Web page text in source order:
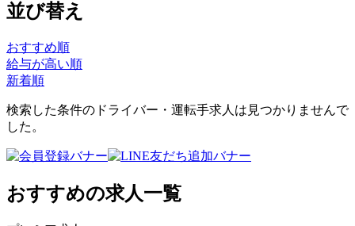
並び替え
おすすめ順
給与が高い順
新着順
検索した条件のドライバー・運転手求人は見つかりませんで
した。
おすすめの求人一覧